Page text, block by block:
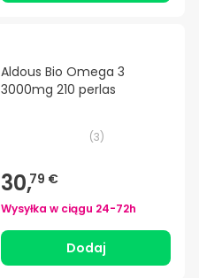
Aldous Bio Omega 3
3000mg 210 perlas
(3)
30,79 €
Wysyłka w ciągu 24-72h
Dodaj